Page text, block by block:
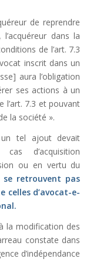
de reprendre
dans la
de l’art. 7.3
inscrit dans un
aura l’obligation
ses actions à un
l’art. 7.3 et pouvant
la société ».
un tel ajout devait
cas d’acquisition
ou en vertu du
se retrouvent pas
celles d’avocat-e-
la modification des
constate dans
d’indépendance